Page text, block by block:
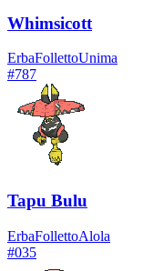
Whimsicott
ErbaFollettoUnima
#787
Tapu Bulu
ErbaFollettoAlola
#035